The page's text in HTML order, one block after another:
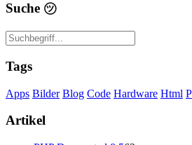
Suche ㋡
Tags
Apps Bilder Blog Code Hardware Html
Artikel